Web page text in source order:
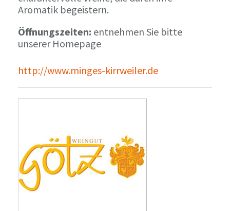
Aromatik begeistern.
Öffnungszeiten: entnehmen Sie bitte
unserer Homepage
http://www.minges-kirrweiler.de